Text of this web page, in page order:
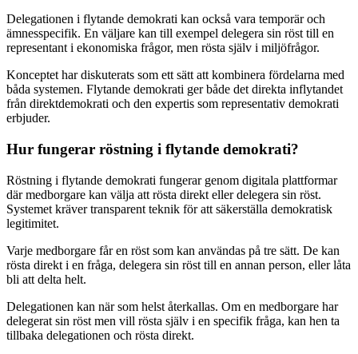
Delegationen i flytande demokrati kan också vara temporär och
ämnesspecifik. En väljare kan till exempel delegera sin röst till en
representant i ekonomiska frågor, men rösta själv i miljöfrågor.
Konceptet har diskuterats som ett sätt att kombinera fördelarna med
båda systemen. Flytande demokrati ger både det direkta inflytandet
från direktdemokrati och den expertis som representativ demokrati
erbjuder.
Hur fungerar röstning i flytande demokrati?
Röstning i flytande demokrati fungerar genom digitala plattformar
där medborgare kan välja att rösta direkt eller delegera sin röst.
Systemet kräver transparent teknik för att säkerställa demokratisk
legitimitet.
Varje medborgare får en röst som kan användas på tre sätt. De kan
rösta direkt i en fråga, delegera sin röst till en annan person, eller låta
bli att delta helt.
Delegationen kan när som helst återkallas. Om en medborgare har
delegerat sin röst men vill rösta själv i en specifik fråga, kan hen ta
tillbaka delegationen och rösta direkt.